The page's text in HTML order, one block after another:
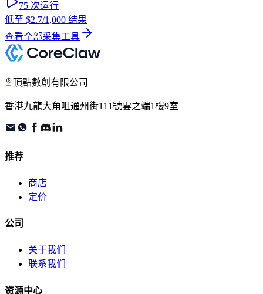
75 次运行
低至 $2.7/1,000 结果
查看全部采集工具
頂點數創有限公司
香港九龍大角咀通州街111號雲之端1樓9室
推荐
商店
定价
公司
关于我们
联系我们
资源中心